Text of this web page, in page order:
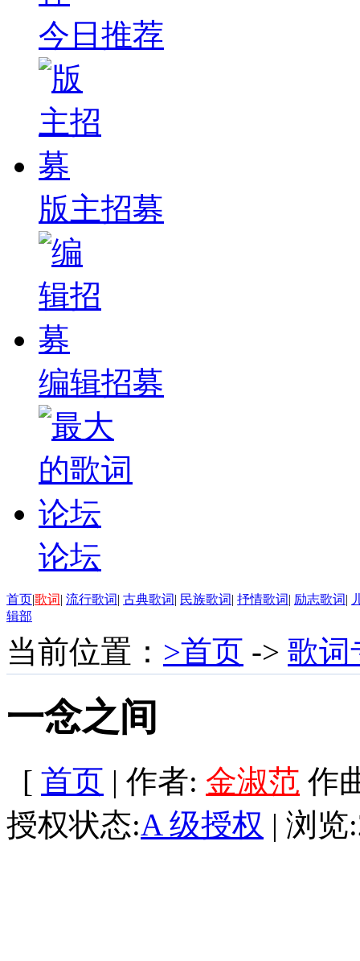
今日推荐
版主招募
编辑招募
论坛
首页|歌词| 流行歌词| 古典歌词| 民族歌词| 抒情歌词| 励志歌词|
辑部
当前位置： >首页 -> 歌词
一念之间
[ 首页 | 作者: 金淑范 作
授权状态:A 级授权 | 浏览: